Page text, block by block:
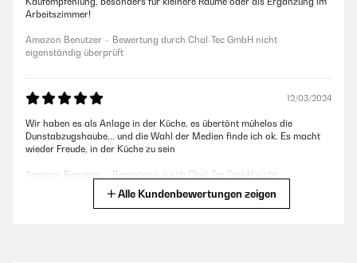
Arbeitszimmer!
Amazon Benutzer – Bewertung durch Chal-Tec GmbH nicht
eigenständig überprüft
12/03/2024
Wir haben es als Anlage in der Küche, es übertönt mühelos die
Dunstabzugshaube... und die Wahl der Medien finde ich ok. Es macht
wieder Freude, in der Küche zu sein
Amazon Benutzer – Bewertung durch Chal-Tec GmbH nicht
eigenständig überprüftAlle Kundenbewertungen zeigen